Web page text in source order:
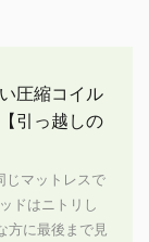
圧縮コイル
引っ越しの
じマットレスで
ドはニトリし
方に最後まで見